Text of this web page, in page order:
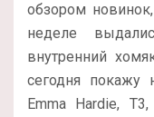
обзором
неделе
внутренний
сегодня покажу
Emma Hardie,